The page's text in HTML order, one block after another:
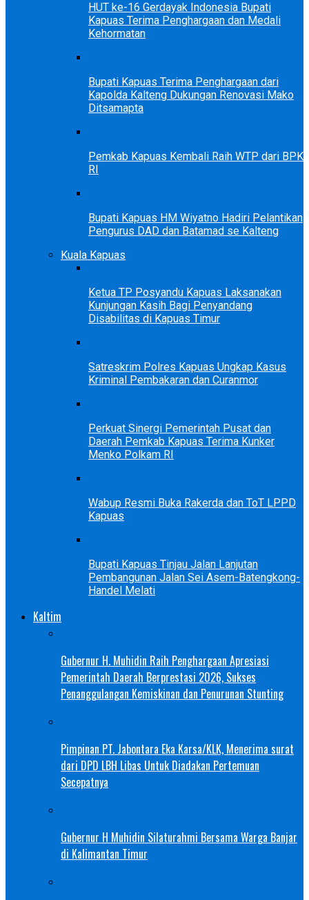
HUT ke-16 Gerdayak Indonesia Bupati
Kapuas Terima Penghargaan dan Medali
Kehormatan
Bupati Kapuas Terima Penghargaan dari
Kapolda Kalteng Dukungan Renovasi Mako
Ditsamapta
Pemkab Kapuas Kembali Raih WTP dari BPK
RI
Bupati Kapuas HM Wiyatno Hadiri Pelantikan
Pengurus DAD dan Batamad se Kalteng
Kuala Kapuas
Ketua TP Posyandu Kapuas Laksanakan
Kunjungan Kasih Bagi Penyandang
Disabilitas di Kapuas Timur
Satreskrim Polres Kapuas Ungkap Kasus
Kriminal Pembakaran dan Curanmor
Perkuat Sinergi Pemerintah Pusat dan
Daerah Pemkab Kapuas Terima Kunker
Menko Polkam RI
Wabup Resmi Buka Rakerda dan ToT LPPD
Kapuas
Bupati Kapuas Tinjau Jalan Lanjutan
Pembangunan Jalan Sei Asem-Batengkong-
Handel Melati
Kaltim
Gubernur H. Muhidin Raih Penghargaan Apresiasi
Pemerintah Daerah Berprestasi 2026, Sukses
Penanggulangan Kemiskinan dan Penurunan Stunting
Pimpinan PT. Jabontara Eka Karsa/KLK, Menerima surat
dari DPD LBH Libas Untuk Diadakan Pertemuan
Secepatnya
Gubernur H Muhidin Silaturahmi Bersama Warga Banjar
di Kalimantan Timur